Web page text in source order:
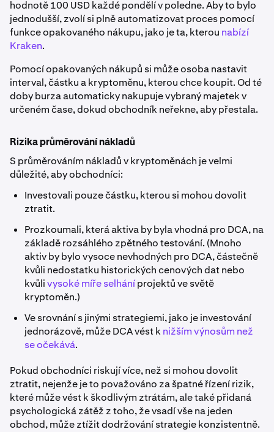
hodnotě 100 USD každé pondělí v poledne. Aby to bylo
jednodušší, zvolí si plně automatizovat proces pomocí
funkce opakovaného nákupu, jako je ta, kterou nabízí
Kraken.
Pomocí opakovaných nákupů si může osoba nastavit
interval, částku a kryptoměnu, kterou chce koupit. Od té
doby burza automaticky nakupuje vybraný majetek v
určeném čase, dokud obchodník neřekne, aby přestala.
Rizika průměrování nákladů
S průměrováním nákladů v kryptoměnách je velmi
důležité, aby obchodníci:
Investovali pouze částku, kterou si mohou dovolit
ztratit.
Prozkoumali, která aktiva by byla vhodná pro DCA, na
základě rozsáhlého zpětného testování. (Mnoho
aktiv by bylo vysoce nevhodných pro DCA, částečně
kvůli nedostatku historických cenových dat nebo
kvůlivysoké míře selháníprojektů ve světě
kryptoměn.)
Ve srovnání s jinými strategiemi, jako je investování
jednorázově, může DCA vést k nižším výnosům než
se očekává.
Pokud obchodníci riskují více, než si mohou dovolit
ztratit, nejenže je to považováno za špatné řízení rizik,
které může vést k škodlivým ztrátám, ale také přidaná
psychologická zátěž z toho, že vsadí vše na jeden
obchod, může ztížit dodržování strategie konzistentně.